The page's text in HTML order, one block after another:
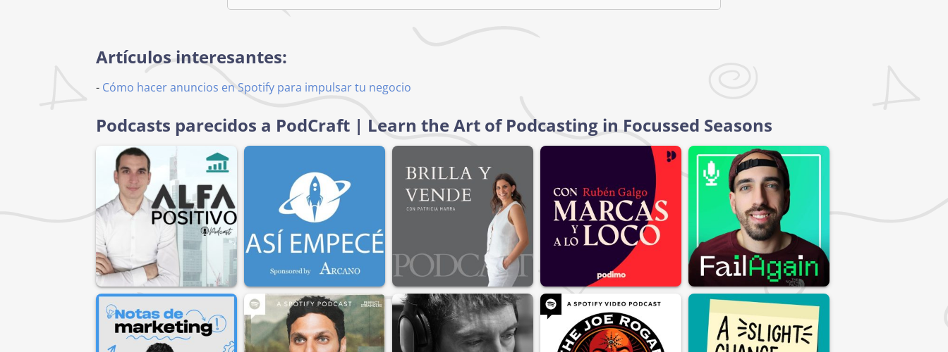
Artículos interesantes:
- Cómo hacer anuncios en Spotify para impulsar tu negocio
Podcasts parecidos a PodCraft | Learn the Art of Podcasting in Focussed Seasons